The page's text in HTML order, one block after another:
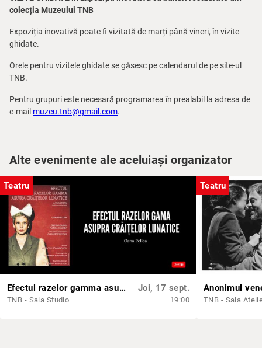
colecția Muzeului TNB
Expoziția inovativă poate fi vizitată de marți până vineri, în vizite
ghidate.
Orele pentru vizitele ghidate se găsesc pe calendarul de pe site-ul
TNB.
Pentru grupuri este necesară programarea în prealabil la adresa de
e-mail muzeu.tnb@gmail.com.
Alte evenimente ale aceluiași organizator
Teatru
Efectul razelor gamma asupra crăiţelor lunatice
TNB - Sala Studio
Joi, 17 sept.
19:00
Teatru
Anonimul
TNB - Sala